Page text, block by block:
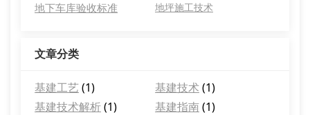
地下车库验收标准 地坪施工技术
文章分类
基建工艺(1) 基建技术(1)
基建技术解析(1) 基建指南(1)